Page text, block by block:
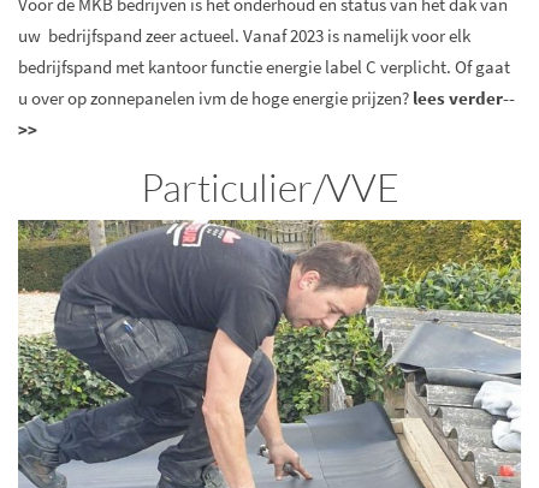
Voor de MKB bedrijven is het onderhoud en status van het dak van
uw bedrijfspand zeer actueel. Vanaf 2023 is namelijk voor elk
bedrijfspand met kantoor functie energie label C verplicht. Of gaat
u over op zonnepanelen ivm de hoge energie prijzen? lees verder--
>>
Particulier/VVE